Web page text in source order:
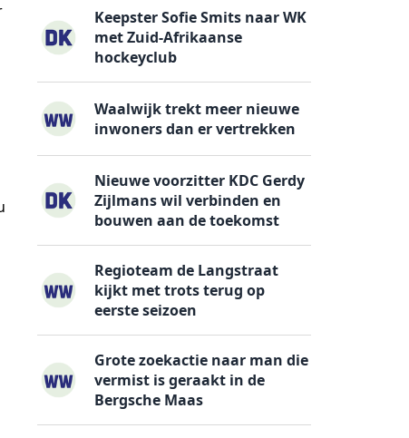
Keepster Sofie Smits naar WK
met Zuid-Afrikaanse
hockeyclub
Waalwijk trekt meer nieuwe
inwoners dan er vertrekken
Nieuwe voorzitter KDC Gerdy
Zijlmans wil verbinden en
bouwen aan de toekomst
Regioteam de Langstraat
kijkt met trots terug op
eerste seizoen
Grote zoekactie naar man die
vermist is geraakt in de
Bergsche Maas